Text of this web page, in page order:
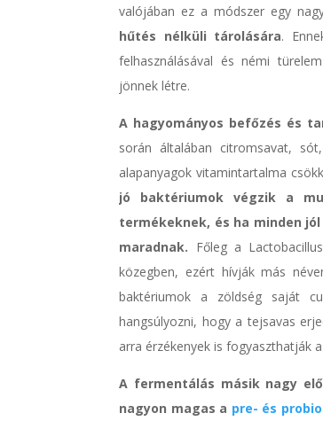
valójában ez a módszer egy
hűtés nélküli tárolására.
felhasználásával és némi
jönnek létre.
A hagyományos befőzés és
során általában citromsavat,
alapanyagok vitamintartalma
jó baktériumok végzik a
termékeknek, és ha minden
maradnak. Főleg a
közegben, ezért hívják más
baktériumok a zöldség saját
hangsúlyozni, hogy a tejsavas
arra érzékenyek is fogyaszthatják
A fermentálás másik nagy
nagyon magas a pre- és